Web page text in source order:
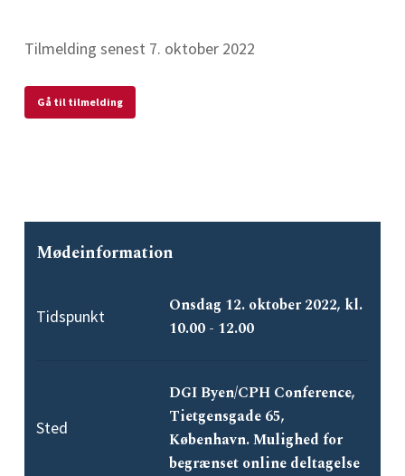
Tilmelding senest 7. oktober 2022
Gå til tilmelding
Mødeinformation
Tidspunkt
Onsdag 12. oktober 2022, kl.
10.00 - 12.00
Sted
DGI Byen/CPH Conference,
Tietgensgade 65,
København. Mulighed for
begrænset online deltagelse